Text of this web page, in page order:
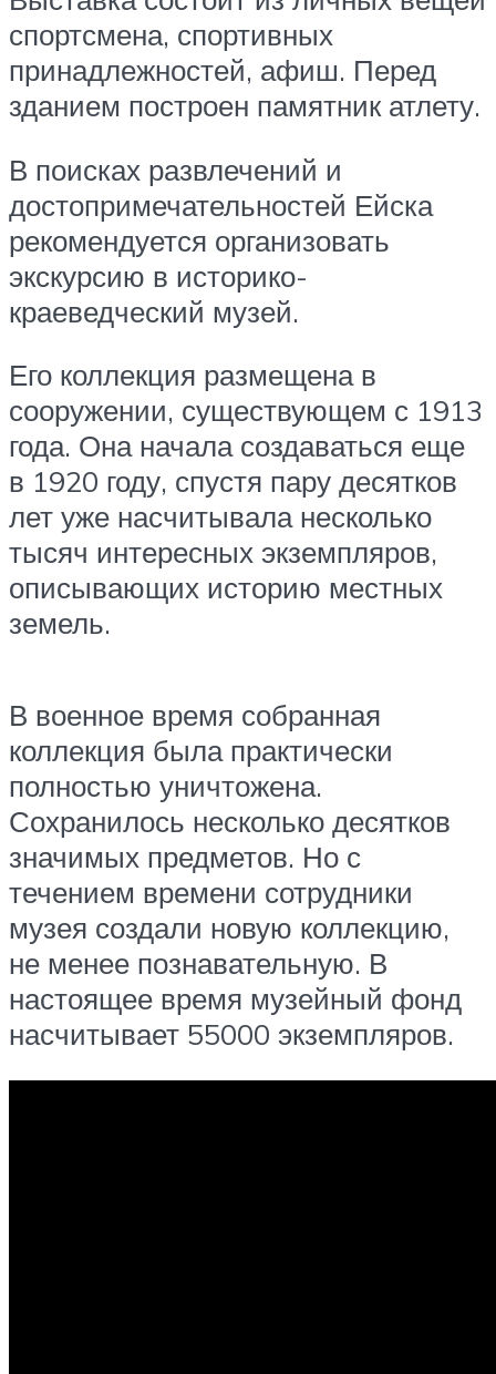
спортсмена, спортивных
принадлежностей, афиш. Перед
зданием построен памятник атлету.
В поисках развлечений и
достопримечательностей Ейска
рекомендуется организовать
экскурсию в историко-
краеведческий музей.
Его коллекция размещена в
сооружении, существующем с 1913
года. Она начала создаваться еще
в 1920 году, спустя пару десятков
лет уже насчитывала несколько
тысяч интересных экземпляров,
описывающих историю местных
земель.
В военное время собранная
коллекция была практически
полностью уничтожена.
Сохранилось несколько десятков
значимых предметов. Но с
течением времени сотрудники
музея создали новую коллекцию,
не менее познавательную. В
настоящее время музейный фонд
насчитывает 55000 экземпляров.